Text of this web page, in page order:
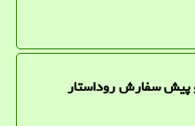
پیش سفارش روداستار